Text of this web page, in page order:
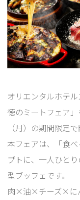
オリエンタルホテ
徳のミートフェア
（月）の期間限定
本フェアは、「食
プトに、一人ひと
型ブッフェです。
肉×油×チーズ×に